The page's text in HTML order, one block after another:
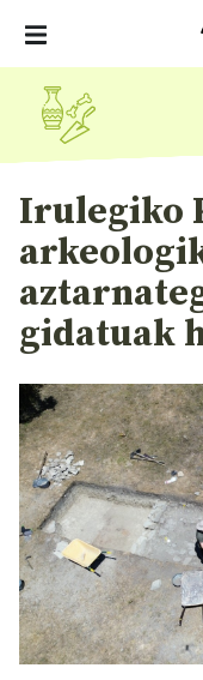
Irulegiko
gidatuak